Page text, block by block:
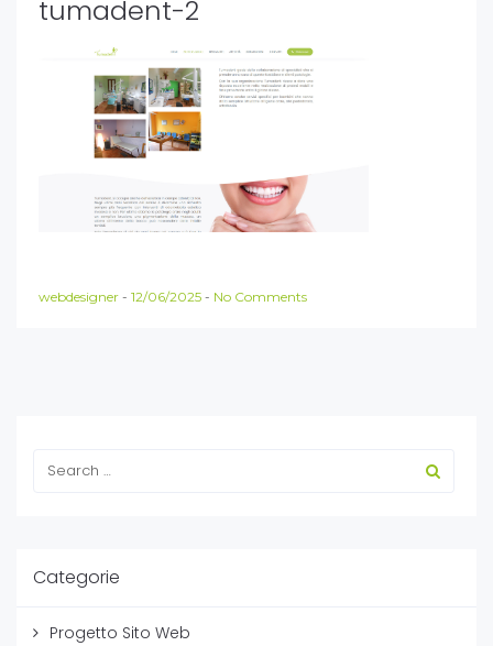
tumadent-2
webdesigner - 12/06/2025 - No Comments
Categorie
Progetto Sito Web